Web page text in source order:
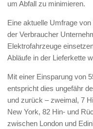
um Abfall zu minimieren.
Eine aktuelle Umfrage
der Verbraucher
Elektrofahrzeuge
Abläufe in der Lieferkette
Mit einer Einsparung von
entspricht dies ungefähr
und zurück – zweimal, 7
New York, 82 Hin- und
zwischen London und